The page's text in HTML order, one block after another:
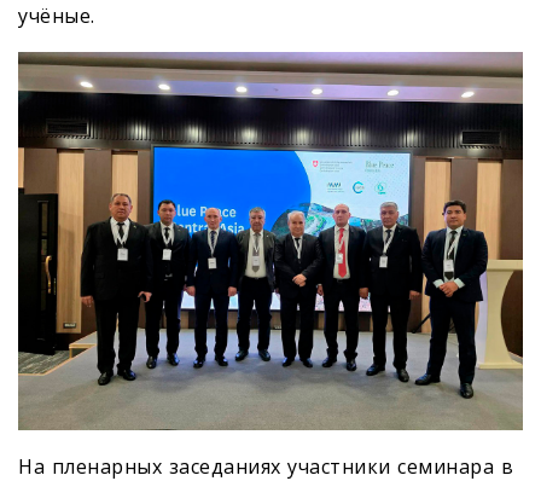
учёные.
На пленарных заседаниях участники семинара в